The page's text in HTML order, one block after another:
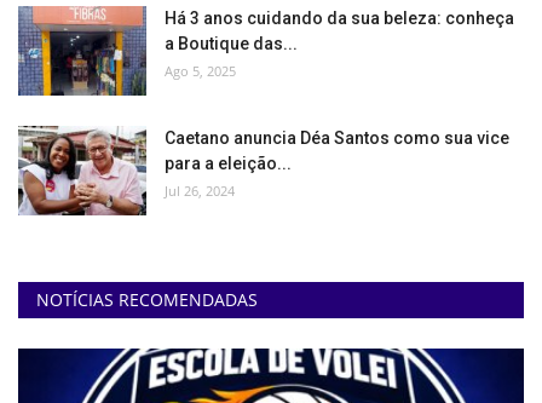
Há 3 anos cuidando da sua beleza: conheça
a Boutique das...
Ago 5, 2025
Caetano anuncia Déa Santos como sua vice
para a eleição...
Jul 26, 2024
NOTÍCIAS RECOMENDADAS